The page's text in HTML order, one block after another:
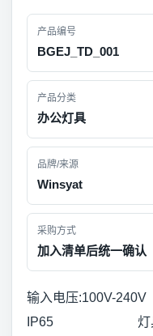
产品编号
BGEJ_TD_001
产品分类
办公灯具
品牌/来源
Winsyat
采购方式
加入清单后统一确认
输入电压
IP65 灯具效